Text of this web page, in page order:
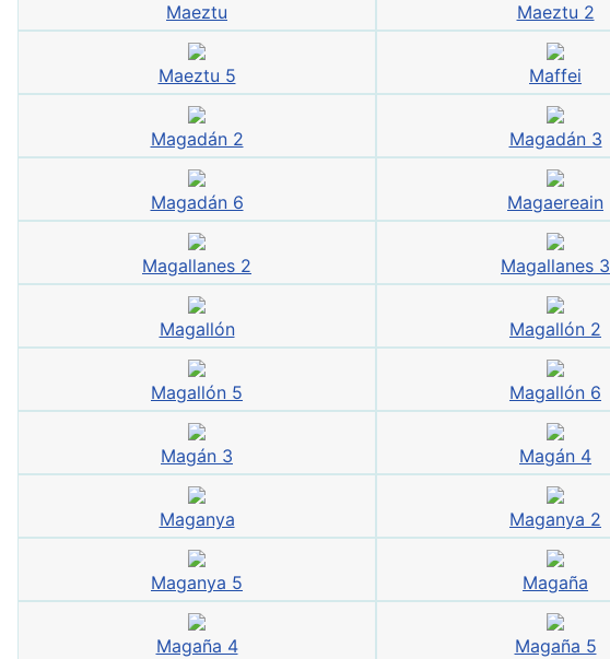
Maeztu Maeztu 2
Maeztu 5 Maffei
Magadán 2 Magadán 3
Magadán 6 Magaereain
Magallanes 2 Magallanes 3
Magallón Magallón 2
Magallón 5 Magallón 6
Magán 3 Magán 4
Maganya Maganya 2
Maganya 5 Magaña
Magaña 4 Magaña 5